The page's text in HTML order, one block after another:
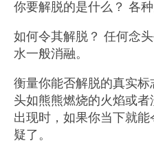
你要解脱的是什么？ 各种
如何令其解脱？ 任何念
水一般消融。
衡量你能否解脱的真实
头如熊熊燃烧的火焰或
出现时，如果你当下就
疑了。